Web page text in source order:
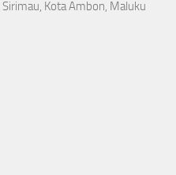
Sirimau, Kota Ambon, Maluku